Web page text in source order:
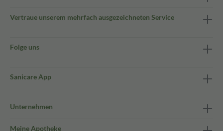
Vertraue unserem mehrfach ausgezeichneten Service
Folge uns
Sanicare App
Unternehmen
Meine Apotheke